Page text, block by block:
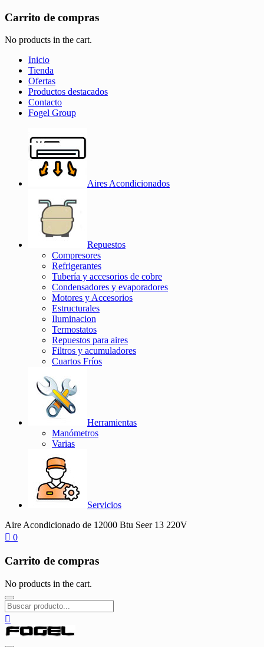
Carrito de compras
No products in the cart.
Inicio
Tienda
Ofertas
Productos destacados
Contacto
Fogel Group
Aires Acondicionados
Repuestos
Compresores
Refrigerantes
Tubería y accesorios de cobre
Condensadores y evaporadores
Motores y Accesorios
Estructurales
Iluminacion
Termostatos
Repuestos para aires
Filtros y acumuladores
Cuartos Fríos
Herramientas
Manómetros
Varias
Servicios
Aire Acondicionado de 12000 Btu Seer 13 220V
0
Carrito de compras
No products in the cart.